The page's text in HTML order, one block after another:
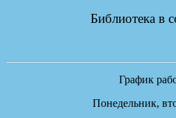
Библиотека в
График
Понедельник,